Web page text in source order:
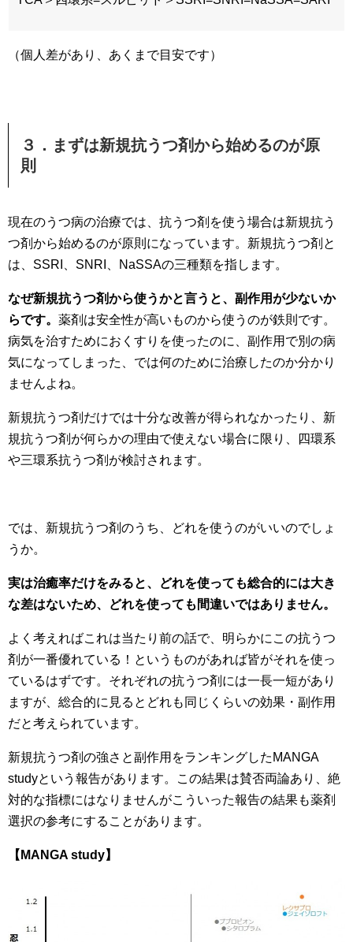
（個人差があり、あくまで目安です）
３．まずは新規抗うつ剤から始めるのが原
則
現在のうつ病の治療では、抗うつ剤を使う場合は新規抗う
つ剤から始めるのが原則になっています。新規抗うつ剤と
は、SSRI、SNRI、NaSSAの三種類を指します。
なぜ新規抗うつ剤から使うかと言うと、副作用が少ないか
らです。 薬剤は安全性が高いものから使うのが鉄則です。
病気を治すためにおくすりを使ったのに、副作用で別の病
気になってしまった、では何のために治療したのか分かり
ませんよね。
新規抗うつ剤だけでは十分な改善が得られなかったり、新
規抗うつ剤が何らかの理由で使えない場合に限り、四環系
や三環系抗うつ剤が検討されます。
では、新規抗うつ剤のうち、どれを使うのがいいのでしょ
うか。
実は治癒率だけをみると、どれを使っても総合的には大き
な差はないため、どれを使っても間違いではありません。
よく考えればこれは当たり前の話で、明らかにこの抗うつ
剤が一番優れている！というものがあれば皆がそれを使っ
ているはずです。それぞれの抗うつ剤には一長一短があり
ますが、総合的に見るとどれも同じくらいの効果・副作用
だと考えられています。
新規抗うつ剤の強さと副作用をランキングしたMANGA
studyという報告があります。この結果は賛否両論あり、絶
対的な指標にはなりませんがこういった報告の結果も薬剤
選択の参考にすることがあります。
【MANGA study】